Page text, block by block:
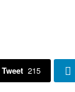
Tweet 215